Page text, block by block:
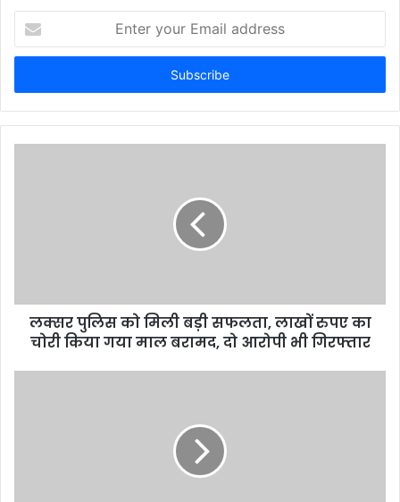
your
Email
लक्सर पुलिस को मिली बड़ी सफलता, लाखों रुपए का
चोरी किया गया माल बरामद, दो आरोपी भी गिरफ्तार